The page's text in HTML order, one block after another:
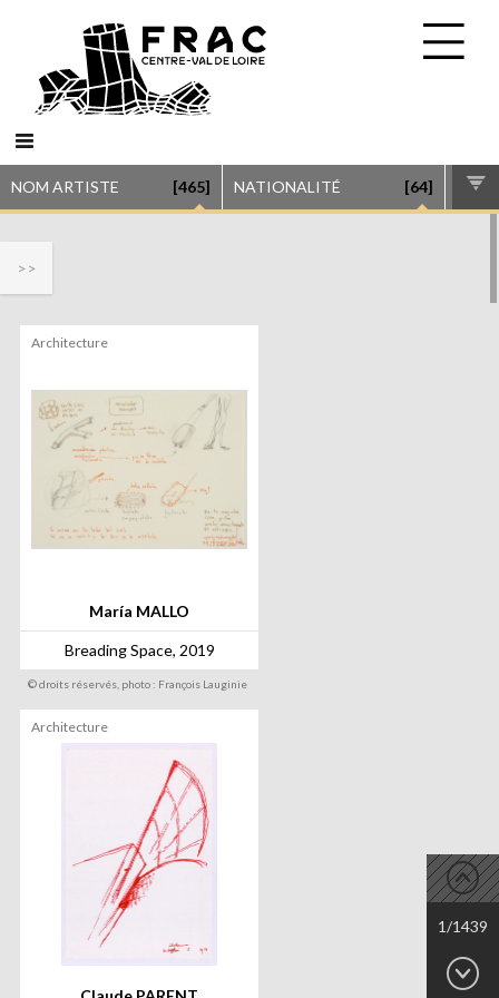
NOM ARTISTE [465] NATIONALITÉ [64]
>>
Architecture
María MALLO
Breading Space, 2019
© droits réservés, photo : François Lauginie
Architecture
1/1439